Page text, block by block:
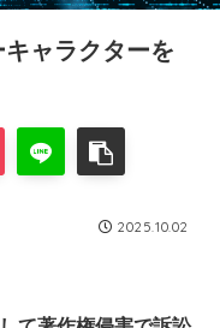
ャラクターを
2025.10.02